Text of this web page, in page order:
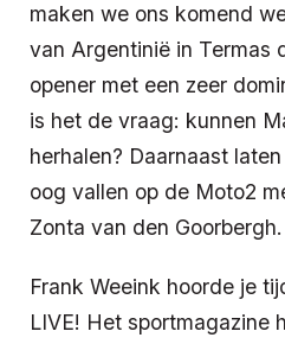
maken we ons komend
van Argentinië in Termas
opener met een zeer
is het de vraag: kunnen
herhalen? Daarnaast
oog vallen op de Moto2
Zonta van den Goorbergh.
Frank Weeink hoorde je
LIVE! Het sportmagazine